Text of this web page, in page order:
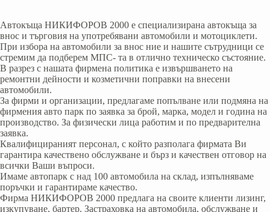
Автокъща НИКИФОРОВ 2000 е специализирана автокъща за
внос и търговия на употребявани автомобили и мотоциклети.
При избора на автомобили за внос ние и нашите сътрудници се
стремим да подберем МПС- та в отлично техническо състояние.
В разрез с нашата фирмена политика е извършването на
ремонтни дейности и козметични поправки на внесени
автомобили.
За фирми и организации, предлагаме попълване или подмяна на
фирмения авто парк по заявка за брой, марка, модел и година на
производство. За физически лица работим и по предварителна
заявка.
Квалифицираният персонал, с който разполага фирмата Ви
гарантира качествено обслужване и бърз и качествен отговор на
всички Ваши въпроси.
Имаме автопарк с над 100 автомобила на склад, изпълняваме
поръчки и гарантираме качество.
Фирма НИКИФОРОВ 2000 предлага на своите клиенти лизинг,
изкупуване, бартер. Застраховка на автомобила, обслужване и